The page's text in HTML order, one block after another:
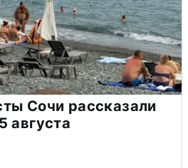
Сочи рассказали
августа